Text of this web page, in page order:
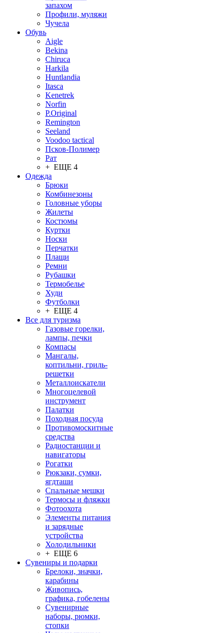
запахом
Профили, муляжи
Чучела
Обувь
Aigle
Bekina
Chiruсa
Harkila
Huntlandia
Itasca
Kenetrek
Norfin
P.Original
Remington
Seeland
Voodoo tactical
Псков-Полимер
Рат
+ ЕЩЕ 4
Одежда
Брюки
Комбинезоны
Головные уборы
Жилеты
Костюмы
Куртки
Носки
Перчатки
Плащи
Ремни
Рубашки
Термобелье
Худи
Футболки
+ ЕЩЕ 4
Все для туризма
Газовые горелки,
лампы, печки
Компасы
Мангалы,
коптильни, гриль-
решетки
Металлоискатели
Многоцелевой
инструмент
Палатки
Походная посуда
Противомоскитные
средства
Радиостанции и
навигаторы
Рогатки
Рюкзаки, сумки,
ягдташи
Спальные мешки
Термосы и фляжки
Фотоохота
Элементы питания
и зарядные
устройства
Холодильники
+ ЕЩЕ 6
Сувениры и подарки
Брелоки, значки,
карабины
Живопись,
графика, гобелены
Сувенирные
наборы, рюмки,
стопки